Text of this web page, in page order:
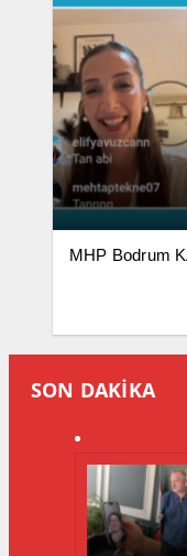
MHP Bodrum
SON DAKİKA